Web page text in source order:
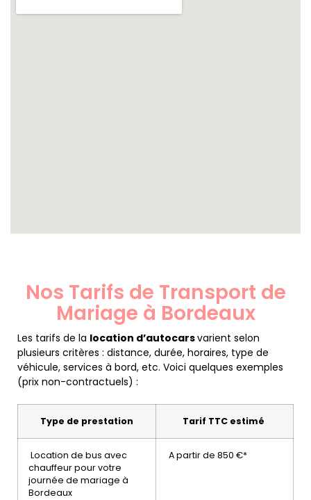
Nos Tarifs de Transport de
Mariage à Bordeaux
Les tarifs de la location d’autocarsvarient selon
plusieurs critères : distance, durée, horaires, type de
véhicule, services à bord, etc. Voici quelques exemples
(prix non-contractuels) :
Type de prestation Tarif TTC estimé
Location de bus avec
chauffeur pour votre
journée de mariage à
Bordeaux
A partir de 850 €*